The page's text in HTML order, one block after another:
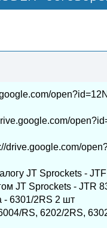
drive.google.com/
JT Sprockets -
JT Sprockets - JTR
- 6301/2RS 2 шт
RS, 6202/2RS,